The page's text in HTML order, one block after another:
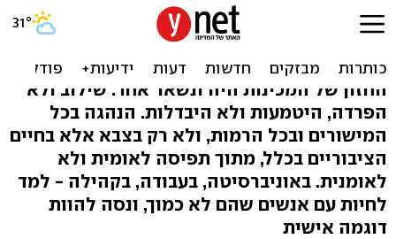
למה לתת לרב סדן את פרס
החזון של המכינות היה ונשאר אחר: שילוב ולא
הפרדה, היטמעות ולא היבדלות. הנהגה בכל
המישורים ובכל הרמות, ולא רק בצבא אלא בחיים
הציבוריים בכלל, מתוך תפיסה לאומית ולא
לאומנית. באוניברסיטה, בעבודה, בקהילה - למד
לחיות עם אנשים שהם לא כמוך, ונסה להוות
דוגמה אישית